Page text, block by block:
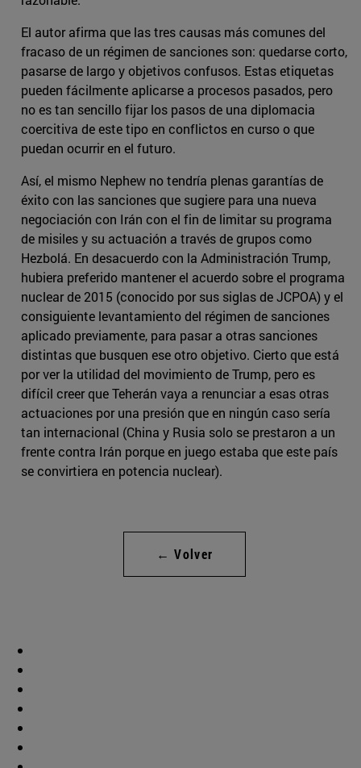
El autor afirma que las tres causas más comunes del
fracaso de un régimen de sanciones son: quedarse corto,
pasarse de largo y objetivos confusos. Estas etiquetas
pueden fácilmente aplicarse a procesos pasados, pero
no es tan sencillo fijar los pasos de una diplomacia
coercitiva de este tipo en conflictos en curso o que
puedan ocurrir en el futuro.
Así, el mismo Nephew no tendría plenas garantías de
éxito con las sanciones que sugiere para una nueva
negociación con Irán con el fin de limitar su programa
de misiles y su actuación a través de grupos como
Hezbolá. En desacuerdo con la Administración Trump,
hubiera preferido mantener el acuerdo sobre el programa
nuclear de 2015 (conocido por sus siglas de JCPOA) y el
consiguiente levantamiento del régimen de sanciones
aplicado previamente, para pasar a otras sanciones
distintas que busquen ese otro objetivo. Cierto que está
por ver la utilidad del movimiento de Trump, pero es
difícil creer que Teherán vaya a renunciar a esas otras
actuaciones por una presión que en ningún caso sería
tan internacional (China y Rusia solo se prestaron a un
frente contra Irán porque en juego estaba que este país
se convirtiera en potencia nuclear).
← Volver